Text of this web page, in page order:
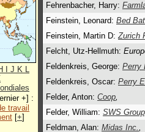
J K L
+] :
travail
[+]
Fehrenbacher, Harry:
Feinstein, Leonard: Bed
Feinstein, Martin D:Zurich
Felcht, Utz-Hellmuth:
Feldenkreis, George: Perry
Feldenkreis, Oscar: Perry
Felder, Anton: Coop,
Felder, William: SWS
Feldman, Alan: Midas Inc.,